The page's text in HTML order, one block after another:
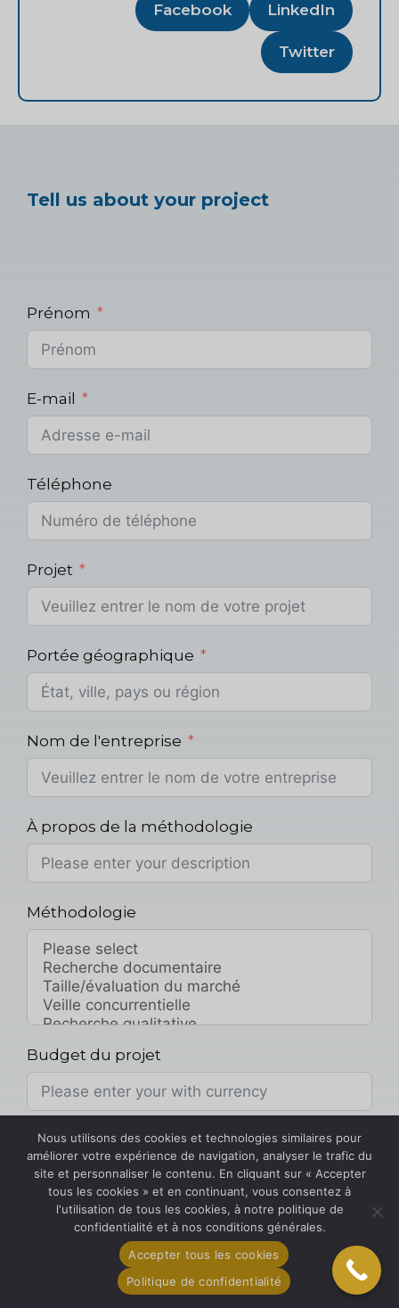
Facebook LinkedIn
Twitter
Tell us about your project
Prénom
E-mail
Téléphone
Projet
Portée géographique
Nom de l'entreprise
À propos de la méthodologie
Méthodologie
Budget du projet
Livrables et calendrier
Pièce jointe au projet
Choisir le fichier
Nous utilisons des cookies et technologies similaires pour
améliorer votre expérience de navigation, analyser le trafic du
site et personnaliser le contenu. En cliquant sur « Accepter
tous les cookies » et en continuant, vous consentez à
l'utilisation de tous les cookies, à notre politique de
confidentialité et à nos conditions générales.
Accepter tous les cookies
Politique de confidentialité